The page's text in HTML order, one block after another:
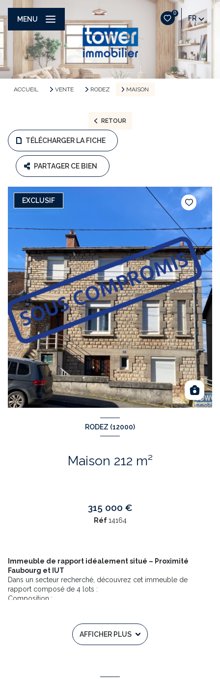
0
FR
MENU
ACCUEIL VENTE RODEZ MAISON
RETOUR
TÉLÉCHARGER LA FICHE
PARTAGER CE BIEN
EXCLUSIF
RODEZ (12000)
Maison 212 m²
315 000 €
Réf14164
Immeuble de rapport idéalement situé – Proximité
Faubourg et IUT
Dans un secteur recherché, découvrez cet immeuble de
rapport composé de 4 lots :
Composition :
location ou s’installer)
- Un T3 traversant lumineux avec garage (loué). 73 m² environ
- Un T2 de 41 m² environ (loué)
AFFICHER PLUS